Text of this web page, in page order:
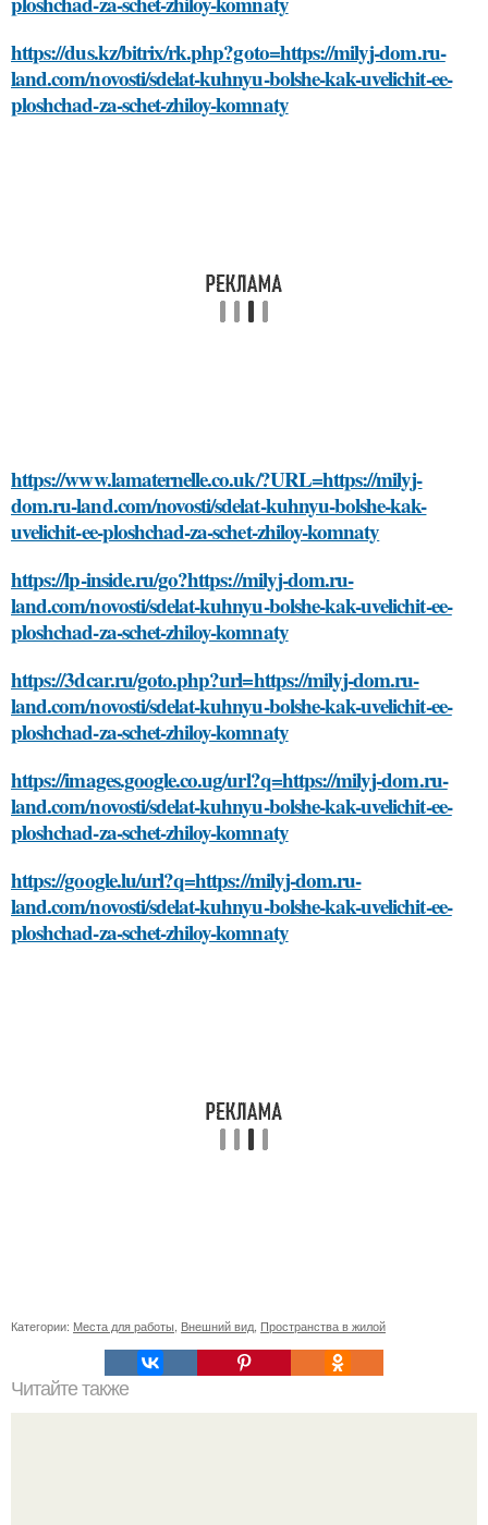
https://dus.kz/bitrix/rk.php?goto=https://milyj-dom.ru-
land.com/novosti/sdelat-kuhnyu-bolshe-kak-uvelichit-ee-
ploshchad-za-schet-zhiloy-komnaty
https://www.lamaternelle.co.uk/?URL=https://milyj-
dom.ru-land.com/novosti/sdelat-kuhnyu-bolshe-kak-
uvelichit-ee-ploshchad-za-schet-zhiloy-komnaty
https://lp-inside.ru/go?https://milyj-dom.ru-
land.com/novosti/sdelat-kuhnyu-bolshe-kak-uvelichit-ee-
ploshchad-za-schet-zhiloy-komnaty
https://3dcar.ru/goto.php?url=https://milyj-dom.ru-
land.com/novosti/sdelat-kuhnyu-bolshe-kak-uvelichit-ee-
ploshchad-za-schet-zhiloy-komnaty
https://images.google.co.ug/url?q=https://milyj-dom.ru-
land.com/novosti/sdelat-kuhnyu-bolshe-kak-uvelichit-ee-
ploshchad-za-schet-zhiloy-komnaty
https://google.lu/url?q=https://milyj-dom.ru-
land.com/novosti/sdelat-kuhnyu-bolshe-kak-uvelichit-ee-
ploshchad-za-schet-zhiloy-komnaty
Категории: Места для работы Внешний вид Пространства в жилой
Читайте также